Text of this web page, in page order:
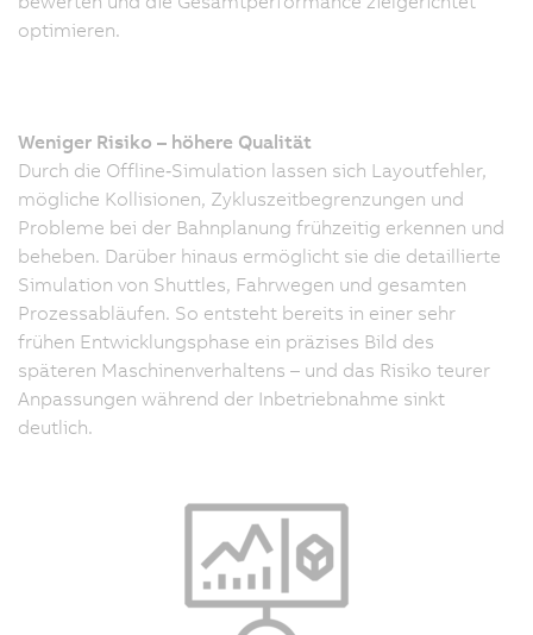
optimieren.
Weniger Risiko – höhere Qualität
Durch die Offline‑Simulation lassen sich Layoutfehler,
mögliche Kollisionen, Zykluszeitbegrenzungen und
Probleme bei der Bahnplanung frühzeitig erkennen und
beheben. Darüber hinaus ermöglicht sie die detaillierte
Simulation von Shuttles, Fahrwegen und gesamten
Prozessabläufen. So entsteht bereits in einer sehr
frühen Entwicklungsphase ein präzises Bild des
späteren Maschinenverhaltens – und das Risiko teurer
Anpassungen während der Inbetriebnahme sinkt
deutlich.